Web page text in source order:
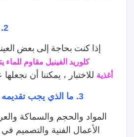
2. هل تقدمون عينات؟
إذا كنت بحاجة إلى بعض
كلوريد الفينيل مقاوم
أغذية للاختبار ، يمكننا أن
3. ما الذي يجب تقديمه عند تقديم الطلبات؟
المواد والحجم والسماكة
الأعمال الفنية والتصميم في AI أو PSD أو PDF.